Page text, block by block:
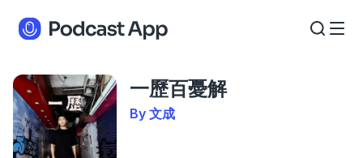
一歷百憂解
By 文成